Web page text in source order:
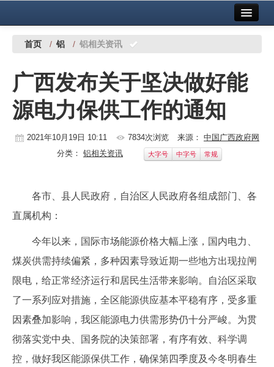
中国有色金属报社主办 广告服务
铜镍铅锌
铝
稀有稀土
镁钛
地矿 建设
党建工作
《资源再生》杂志
行情报价
首页 / 铝 / 铝相关资讯
广西发布关于坚决做好能
源电力保供工作的通知
2021年10月19日 10:11 7834次浏览 来源： 中国广西政府网
分类： 铝相关资讯 大字号 中字号 常规
各市、县人民政府，自治区人民政府各组成部门、各
直属机构：
今年以来，国际市场能源价格大幅上涨，国内电力、
煤炭供需持续偏紧，多种因素导致近期一些地方出现拉闸
限电，给正常经济运行和居民生活带来影响。自治区采取
了一系列应对措施，全区能源供应基本平稳有序，受多重
因素叠加影响，我区能源电力供需形势仍十分严峻。为贯
彻落实党中央、国务院的决策部署，有序有效、科学调
控，做好我区能源保供工作，确保第四季度及今冬明春生